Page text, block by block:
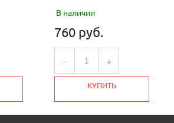
В наличии
760 руб.
- +
КУПИТЬ